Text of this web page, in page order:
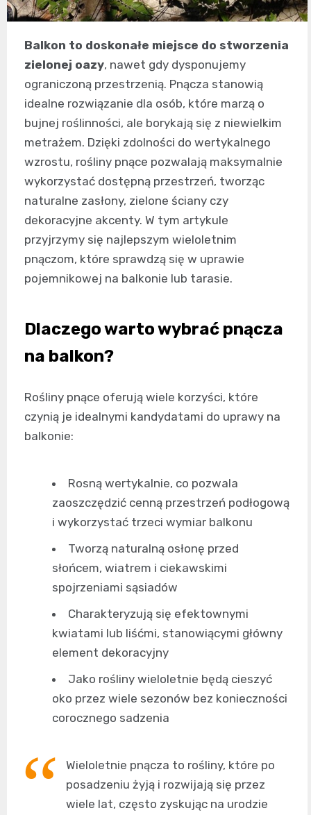
Balkon to doskonałe miejsce do stworzenia
zielonej oazy, nawet gdy dysponujemy
ograniczoną przestrzenią. Pnącza stanowią
idealne rozwiązanie dla osób, które marzą o
bujnej roślinności, ale borykają się z niewielkim
metrażem. Dzięki zdolności do wertykalnego
wzrostu, rośliny pnące pozwalają maksymalnie
wykorzystać dostępną przestrzeń, tworząc
naturalne zasłony, zielone ściany czy
dekoracyjne akcenty. W tym artykule
przyjrzymy się najlepszym wieloletnim
pnączom, które sprawdzą się w uprawie
pojemnikowej na balkonie lub tarasie.
Dlaczego warto wybrać pnącza
na balkon?
Rośliny pnące oferują wiele korzyści, które
czynią je idealnymi kandydatami do uprawy na
balkonie:
Rosną wertykalnie, co pozwala
zaoszczędzić cenną przestrzeń podłogową
i wykorzystać trzeci wymiar balkonu
Tworzą naturalną osłonę przed
słońcem, wiatrem i ciekawskimi
spojrzeniami sąsiadów
Charakteryzują się efektownymi
kwiatami lub liśćmi, stanowiącymi główny
element dekoracyjny
Jako rośliny wieloletnie będą cieszyć
oko przez wiele sezonów bez konieczności
corocznego sadzenia
Wieloletnie pnącza to rośliny, które po
posadzeniu żyją i rozwijają się przez
wiele lat, często zyskując na urodzie